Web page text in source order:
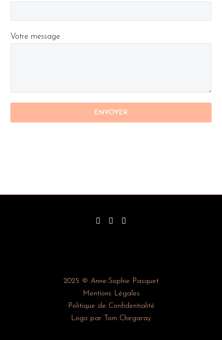
Votre message
2025 © Anne-Sophie Pasquet
Mentions Légales
Politique de Confidentialité
Logo par Tom Chegaray